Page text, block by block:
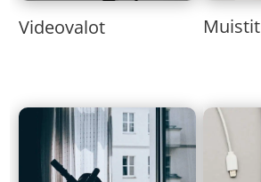
Videovalot Muistit